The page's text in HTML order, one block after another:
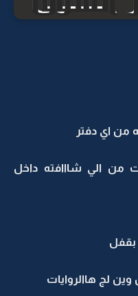
من اي دفتر
من الي شااافته داخل
بقفل
لج هاالروايات